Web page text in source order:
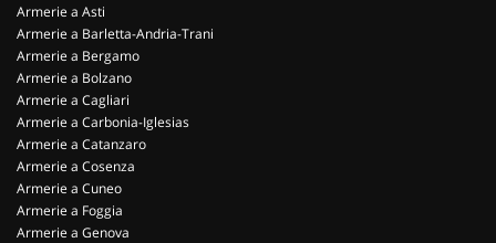
Armerie a Asti
Armerie a Barletta-Andria-Trani
Armerie a Bergamo
Armerie a Bolzano
Armerie a Cagliari
Armerie a Carbonia-Iglesias
Armerie a Catanzaro
Armerie a Cosenza
Armerie a Cuneo
Armerie a Foggia
Armerie a Genova